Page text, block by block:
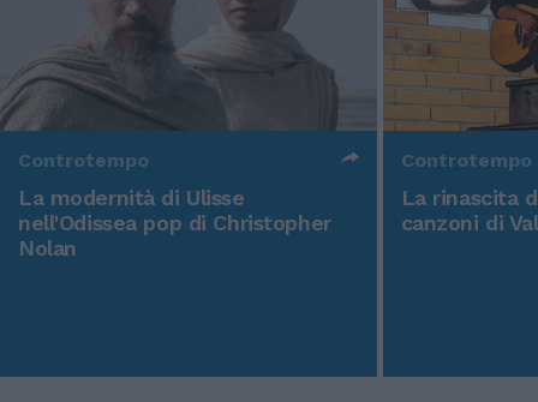
Controtempo
La modernità di Ulisse
nell'Odissea pop di Christopher
Nolan
Controtempo
La rinascita
canzoni di